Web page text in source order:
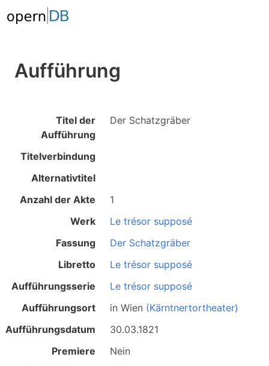
Aufführung
Titel der
Aufführung
Der Schatzgräber
Titelverbindung
Alternativtitel
Anzahl der Akte
1
Werk
Le trésor supposé
Fassung
Der Schatzgräber
Libretto
Le trésor supposé
Aufführungsserie
Le trésor supposé
Aufführungsort
inWien (Kärntnertortheater)
Aufführungsdatum
30.03.1821
Premiere
Nein